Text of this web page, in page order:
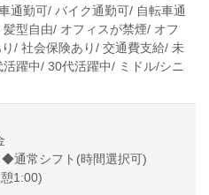
通勤可/ バイク通勤可/ 自転車通
型自由/ オフィスが禁煙/ オフ
/ 社会保険あり/ 交通費支給/ 未
躍中/ 30代活躍中/ ミドル/シニ
◆通常シフト(時間選択可)
1:00)